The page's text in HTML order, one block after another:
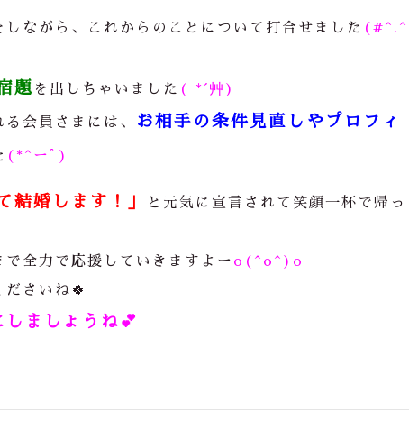
ながら、これからのことについて打合せました (#^.^
題 を出しちゃいました ( *´艸)
会員さまには、
お相手の条件見直しやプロフィ
(*^ーﾟ)
結婚します！」 と元気に宣言されて笑顔一杯で帰っ
全力で応援していきますよー o(^o^)o
さいね🍀
しましょうね 💕